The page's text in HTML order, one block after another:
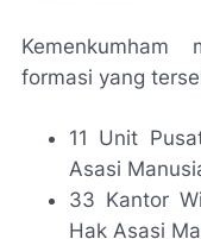
Kemenkumham
formasi yang
11 Unit
Asasi
33 Kantor
Hak Asasi